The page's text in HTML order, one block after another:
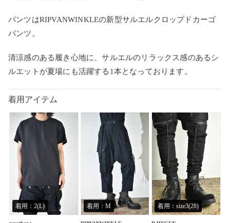
パンツはRIPVANWINKLEの新型サルエルクロップドカーゴ
パンツ。
清涼感のある履き心地に、サルエルのリラックス感のあるシ
ルエットが夏場にも活躍する1本となっております。
着用アイテム
着用：2(L) 着用：M 着用：size3(28)